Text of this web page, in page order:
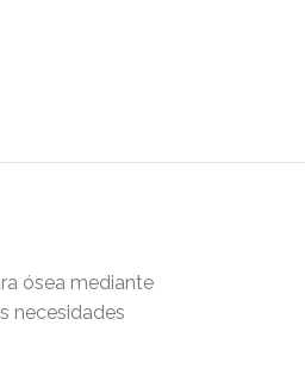
ósea mediante
necesidades